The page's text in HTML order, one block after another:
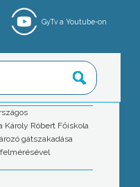
GyTv a Youtube-on
Károly Róbert Főiskola
gátszakadása